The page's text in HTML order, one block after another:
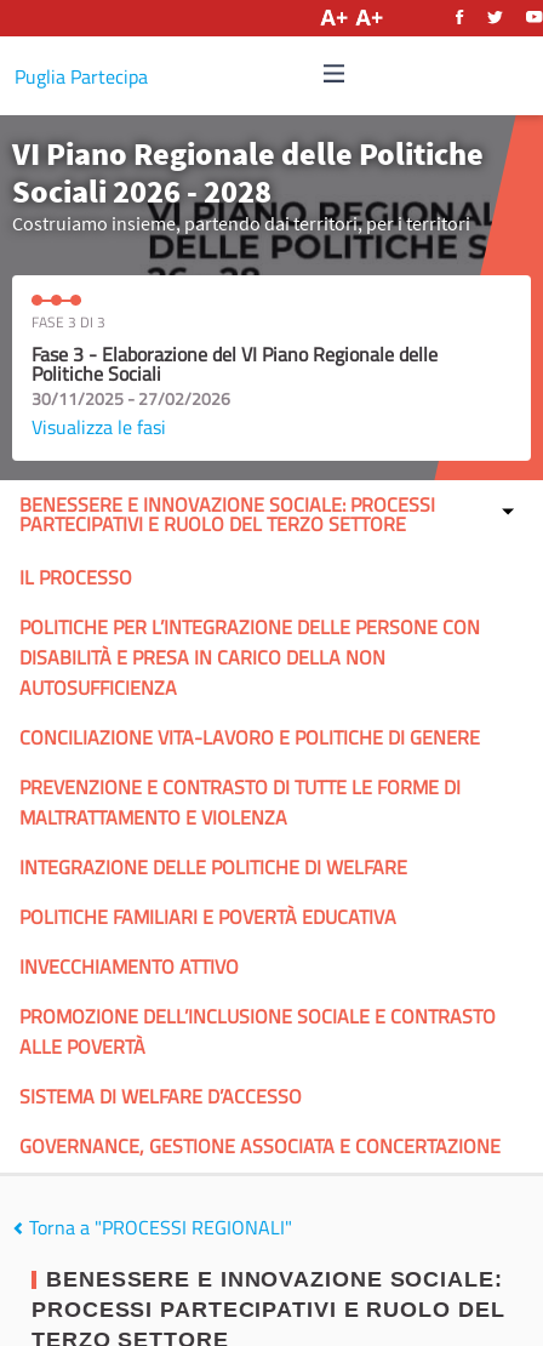
Puglia Partecipa
VI Piano Regionale delle Politiche
Sociali 2026 - 2028
Costruiamo insieme, partendo dai territori, per i territori
FASE 3 DI 3
Fase 3 - Elaborazione del VI Piano Regionale delle
Politiche Sociali
30/11/2025 - 27/02/2026
Visualizza le fasi
BENESSERE E INNOVAZIONE SOCIALE: PROCESSI
PARTECIPATIVI E RUOLO DEL TERZO SETTORE
IL PROCESSO
POLITICHE PER L’INTEGRAZIONE DELLE PERSONE CON
DISABILITÀ E PRESA IN CARICO DELLA NON
AUTOSUFFICIENZA
CONCILIAZIONE VITA-LAVORO E POLITICHE DI GENERE
PREVENZIONE E CONTRASTO DI TUTTE LE FORME DI
MALTRATTAMENTO E VIOLENZA
INTEGRAZIONE DELLE POLITICHE DI WELFARE
POLITICHE FAMILIARI E POVERTÀ EDUCATIVA
INVECCHIAMENTO ATTIVO
PROMOZIONE DELL’INCLUSIONE SOCIALE E CONTRASTO
ALLE POVERTÀ
SISTEMA DI WELFARE D’ACCESSO
GOVERNANCE, GESTIONE ASSOCIATA E CONCERTAZIONE
Torna a "PROCESSI REGIONALI"
BENESSERE E INNOVAZIONE SOCIALE:
PROCESSI PARTECIPATIVI E RUOLO DEL
TERZO SETTORE